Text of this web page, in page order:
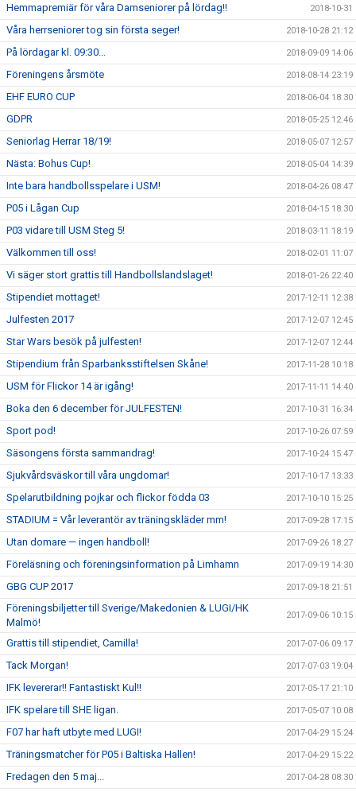
Hemmapremiär för våra Damseniorer på lördag!! 2018-10-31
Våra herrseniorer tog sin första seger! 2018-10-28 21:12
På lördagar kl. 09:30... 2018-09-09 14:06
Föreningens årsmöte 2018-08-14 23:19
EHF EURO CUP 2018-06-04 18:30
GDPR 2018-05-25 12:46
Seniorlag Herrar 18/19! 2018-05-07 12:57
Nästa: Bohus Cup! 2018-05-04 14:39
Inte bara handbollsspelare i USM! 2018-04-26 08:47
P05 i Lågan Cup 2018-04-15 18:30
P03 vidare till USM Steg 5! 2018-03-11 18:19
Välkommen till oss! 2018-02-01 11:07
Vi säger stort grattis till Handbollslandslaget! 2018-01-26 22:40
Stipendiet mottaget! 2017-12-11 12:38
Julfesten 2017 2017-12-07 12:45
Star Wars besök på julfesten! 2017-12-07 12:44
Stipendium från Sparbanksstiftelsen Skåne! 2017-11-28 10:18
USM för Flickor 14 är igång! 2017-11-11 14:40
Boka den 6 december för JULFESTEN! 2017-10-31 16:34
Sport pod! 2017-10-26 07:59
Säsongens första sammandrag! 2017-10-24 15:47
Sjukvårdsväskor till våra ungdomar! 2017-10-17 13:33
Spelarutbildning pojkar och flickor födda 03 2017-10-10 15:25
STADIUM = Vår leverantör av träningskläder mm! 2017-09-28 17:15
Utan domare — ingen handboll! 2017-09-26 18:27
Föreläsning och föreningsinformation på Limhamn 2017-09-19 14:30
GBG CUP 2017 2017-09-18 21:51
Föreningsbiljetter till Sverige/Makedonien & LUGI/HK
Malmö!
2017-09-06 10:15
Grattis till stipendiet, Camilla! 2017-07-06 09:17
Tack Morgan! 2017-07-03 19:04
IFK levererar!! Fantastiskt Kul!! 2017-05-17 21:10
IFK spelare till SHE ligan. 2017-05-07 10:08
F07 har haft utbyte med LUGI! 2017-04-29 15:24
Träningsmatcher för P05 i Baltiska Hallen! 2017-04-29 15:22
Fredagen den 5 maj... 2017-04-28 08:30